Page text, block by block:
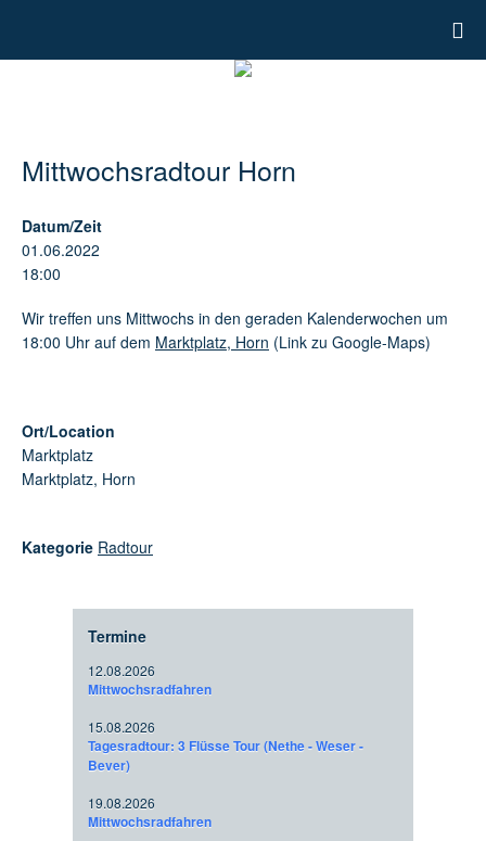
Mittwochsradtour Horn
Datum/Zeit
01.06.2022
18:00
Wir treffen uns Mittwochs in den geraden Kalenderwochen um
18:00 Uhr auf dem Marktplatz, Horn (Link zu Google-Maps)
Ort/Location
Marktplatz
Marktplatz, Horn
Kategorie Radtour
Termine
12.08.2026
Mittwochsradfahren
15.08.2026
Tagesradtour: 3 Flüsse Tour (Nethe - Weser -
Bever)
19.08.2026
Mittwochsradfahren